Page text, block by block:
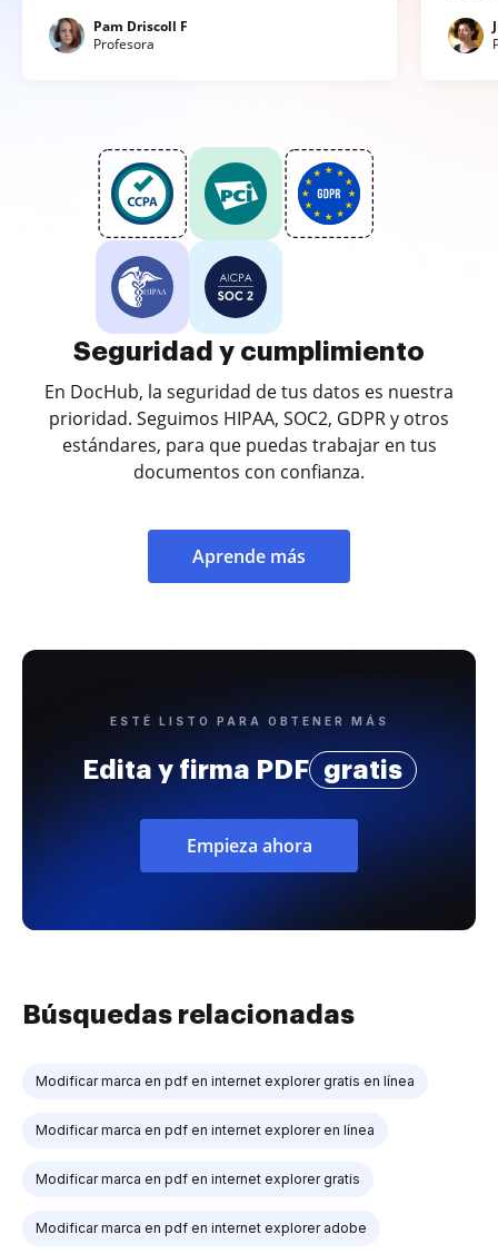
Pam Driscoll F
Profesora
Seguridad y cumplimiento
En DocHub, la seguridad de tus datos es nuestra
prioridad. Seguimos HIPAA, SOC2, GDPR y otros
estándares, para que puedas trabajar en tus
documentos con confianza.
Aprende más
ESTÉ LISTO PARA OBTENER MÁS
Edita y firma PDF gratis
Empieza ahora
Búsquedas relacionadas
Modificar marca en pdf en internet explorer gratis en línea
Modificar marca en pdf en internet explorer en línea
Modificar marca en pdf en internet explorer gratis
Modificar marca en pdf en internet explorer adobe